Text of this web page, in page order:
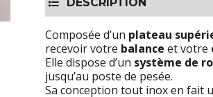
Composée d’un plateau
recevoir votre balance et votre
Elle dispose d’un système de
jusqu’au poste de pesée.
Sa conception tout inox en fait